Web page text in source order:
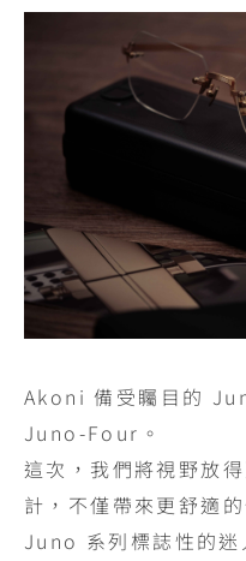
Akoni 備受矚目的
Juno-Four。
這次，我們將視野放
計，不僅帶來更舒適
Juno 系列標誌性的迷